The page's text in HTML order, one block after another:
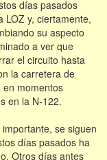
días pasados
LOZ y, ciertamente,
su aspecto
a ver que
el circuito hasta
la carretera de
en momentos
en la N-122.
se siguen
días pasados ha
Otros días antes